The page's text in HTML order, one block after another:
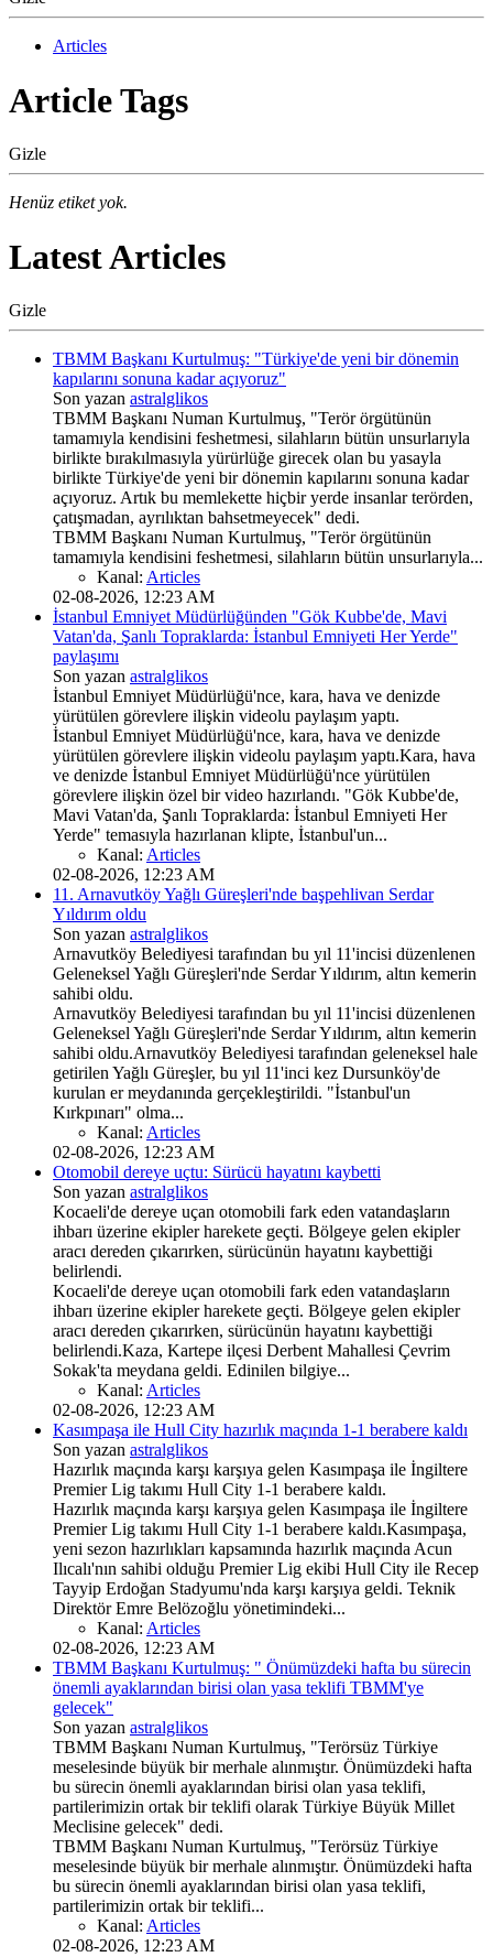
Articles
Article Tags
Gizle
Henüz etiket yok.
Latest Articles
Gizle
TBMM Başkanı Kurtulmuş: "Türkiye'de yeni bir dönemin
kapılarını sonuna kadar açıyoruz"
Son yazan astralglikos
TBMM Başkanı Numan Kurtulmuş, "Terör örgütünün
tamamıyla kendisini feshetmesi, silahların bütün unsurlarıyla
birlikte bırakılmasıyla yürürlüğe girecek olan bu yasayla
birlikte Türkiye'de yeni bir dönemin kapılarını sonuna kadar
açıyoruz. Artık bu memlekette hiçbir yerde insanlar terörden,
çatışmadan, ayrılıktan bahsetmeyecek" dedi.
TBMM Başkanı Numan Kurtulmuş, "Terör örgütünün
tamamıyla kendisini feshetmesi, silahların bütün unsurlarıyla...
Kanal: Articles
02-08-2026, 12:23 AM
İstanbul Emniyet Müdürlüğünden "Gök Kubbe'de, Mavi
Vatan'da, Şanlı Topraklarda: İstanbul Emniyeti Her Yerde"
paylaşımı
Son yazan astralglikos
İstanbul Emniyet Müdürlüğü'nce, kara, hava ve denizde
yürütülen görevlere ilişkin videolu paylaşım yaptı.
İstanbul Emniyet Müdürlüğü'nce, kara, hava ve denizde
yürütülen görevlere ilişkin videolu paylaşım yaptı.Kara, hava
ve denizde İstanbul Emniyet Müdürlüğü'nce yürütülen
görevlere ilişkin özel bir video hazırlandı. "Gök Kubbe'de,
Mavi Vatan'da, Şanlı Topraklarda: İstanbul Emniyeti Her
Yerde" temasıyla hazırlanan klipte, İstanbul'un...
Kanal: Articles
02-08-2026, 12:23 AM
11. Arnavutköy Yağlı Güreşleri'nde başpehlivan Serdar
Yıldırım oldu
Son yazan astralglikos
Arnavutköy Belediyesi tarafından bu yıl 11'incisi düzenlenen
Geleneksel Yağlı Güreşleri'nde Serdar Yıldırım, altın kemerin
sahibi oldu.
Arnavutköy Belediyesi tarafından bu yıl 11'incisi düzenlenen
Geleneksel Yağlı Güreşleri'nde Serdar Yıldırım, altın kemerin
sahibi oldu.Arnavutköy Belediyesi tarafından geleneksel hale
getirilen Yağlı Güreşler, bu yıl 11'inci kez Dursunköy'de
kurulan er meydanında gerçekleştirildi. "İstanbul'un
Kırkpınarı" olma...
Kanal: Articles
02-08-2026, 12:23 AM
Otomobil dereye uçtu: Sürücü hayatını kaybetti
Son yazan astralglikos
Kocaeli'de dereye uçan otomobili fark eden vatandaşların
ihbarı üzerine ekipler harekete geçti. Bölgeye gelen ekipler
aracı dereden çıkarırken, sürücünün hayatını kaybettiği
belirlendi.
Kocaeli'de dereye uçan otomobili fark eden vatandaşların
ihbarı üzerine ekipler harekete geçti. Bölgeye gelen ekipler
aracı dereden çıkarırken, sürücünün hayatını kaybettiği
belirlendi.Kaza, Kartepe ilçesi Derbent Mahallesi Çevrim
Sokak'ta meydana geldi. Edinilen bilgiye...
Kanal: Articles
02-08-2026, 12:23 AM
Kasımpaşa ile Hull City hazırlık maçında 1-1 berabere kaldı
Son yazan astralglikos
Hazırlık maçında karşı karşıya gelen Kasımpaşa ile İngiltere
Premier Lig takımı Hull City 1-1 berabere kaldı.
Hazırlık maçında karşı karşıya gelen Kasımpaşa ile İngiltere
Premier Lig takımı Hull City 1-1 berabere kaldı.Kasımpaşa,
yeni sezon hazırlıkları kapsamında hazırlık maçında Acun
Ilıcalı'nın sahibi olduğu Premier Lig ekibi Hull City ile Recep
Tayyip Erdoğan Stadyumu'nda karşı karşıya geldi. Teknik
Direktör Emre Belözoğlu yönetimindeki...
Kanal: Articles
02-08-2026, 12:23 AM
TBMM Başkanı Kurtulmuş: " Önümüzdeki hafta bu sürecin
önemli ayaklarından birisi olan yasa teklifi TBMM'ye
gelecek"
Son yazan astralglikos
TBMM Başkanı Numan Kurtulmuş, "Terörsüz Türkiye
meselesinde büyük bir merhale alınmıştır. Önümüzdeki hafta
bu sürecin önemli ayaklarından birisi olan yasa teklifi,
partilerimizin ortak bir teklifi olarak Türkiye Büyük Millet
Meclisine gelecek" dedi.
TBMM Başkanı Numan Kurtulmuş, "Terörsüz Türkiye
meselesinde büyük bir merhale alınmıştır. Önümüzdeki hafta
bu sürecin önemli ayaklarından birisi olan yasa teklifi,
partilerimizin ortak bir teklifi...
Kanal: Articles
02-08-2026, 12:23 AM